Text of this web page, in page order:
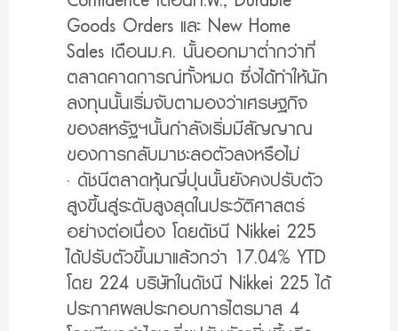
Goods Orders และ New Home
Sales เดือนม.ค. นั้นออกมาต่ำกว่าที่
ตลาดคาดการณ์ทั้งหมด ซึ่งได้ทำให้นัก
ลงทุนนั้นเริ่มจับตามองว่าเศรษฐกิจ
ของสหรัฐฯนั้นกำลังเริ่มมีสัญญาณ
ของการกลับมาชะลอตัวลงหรือไม่
· ดัชนีตลาดหุ้นญี่ปุนนั้นยังคงปรับตัว
สูงขึ้นสู่ระดับสูงสุดในประวัติศาสตร์
อย่างต่อเนื่อง โดยดัชนี Nikkei 225
ได้ปรับตัวขึ้นมาแล้วกว่า 17.04% YTD
โดย 224 บริษัทในดัชนี Nikkei 225 ได้
ประกาศผลประกอบการไตรมาส 4